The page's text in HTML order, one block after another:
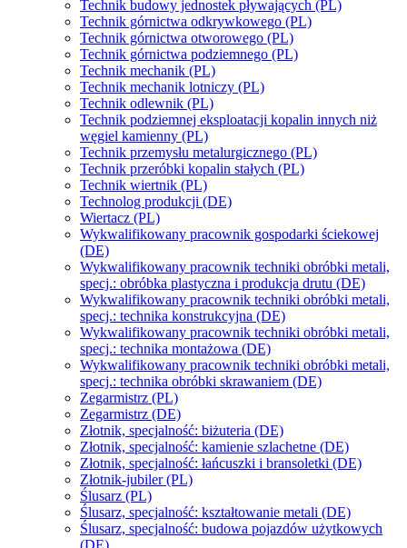
Technik budowy jednostek pływających (PL)
Technik górnictwa odkrywkowego (PL)
Technik górnictwa otworowego (PL)
Technik górnictwa podziemnego (PL)
Technik mechanik (PL)
Technik mechanik lotniczy (PL)
Technik odlewnik (PL)
Technik podziemnej eksploatacji kopalin innych niż
węgiel kamienny (PL)
Technik przemysłu metalurgicznego (PL)
Technik przeróbki kopalin stałych (PL)
Technik wiertnik (PL)
Technolog produkcji (DE)
Wiertacz (PL)
Wykwalifikowany pracownik gospodarki ściekowej
(DE)
Wykwalifikowany pracownik techniki obróbki metali,
specj.: obróbka plastyczna i produkcja drutu (DE)
Wykwalifikowany pracownik techniki obróbki metali,
specj.: technika konstrukcyjna (DE)
Wykwalifikowany pracownik techniki obróbki metali,
specj.: technika montażowa (DE)
Wykwalifikowany pracownik techniki obróbki metali,
specj.: technika obróbki skrawaniem (DE)
Zegarmistrz (PL)
Zegarmistrz (DE)
Złotnik, specjalność: biżuteria (DE)
Złotnik, specjalność: kamienie szlachetne (DE)
Złotnik, specjalność: łańcuszki i bransoletki (DE)
Złotnik-jubiler (PL)
Ślusarz (PL)
Ślusarz, specjalność: kształtowanie metali (DE)
Ślusarz, specjalność: budowa pojazdów użytkowych